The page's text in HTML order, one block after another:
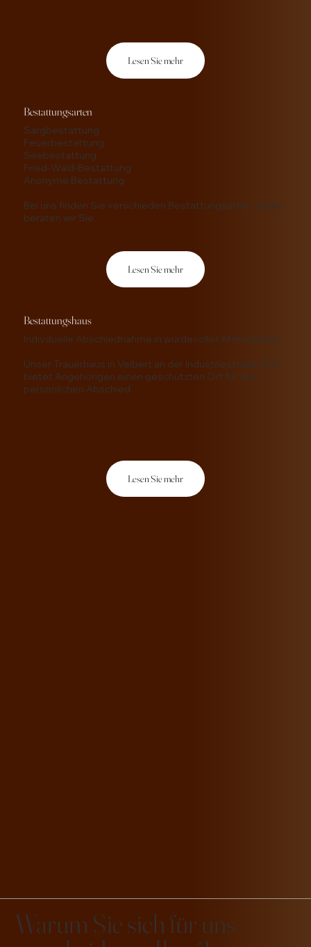
Lesen Sie mehr
Bestattungsarten
Sargbestattung
Feuerbestattung
Seebestattung
Fried-Wald-Bestattung
Anonyme Bestattung
Bei uns finden Sie verschieden Bestattungsarten, gerne
beraten wir Sie.
Lesen Sie mehr
Bestattungshaus
Indivduelle Abschiednahme in würdevoller Atmosphäre.
Unser Trauerhaus in Velbert an der Industriestraße 52A,
bietet Angehörigen einen geschützten Ort für den
persönlichen Abschied.
Lesen Sie mehr
Warum Sie sich für uns